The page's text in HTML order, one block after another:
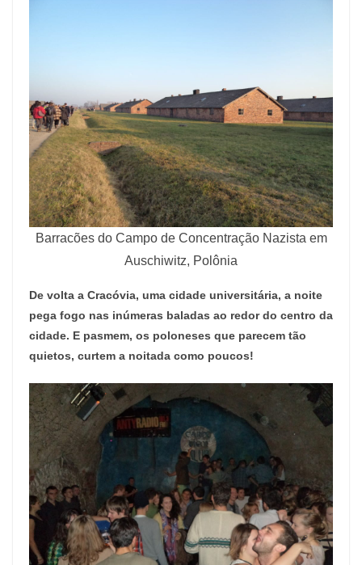
Barracões do Campo de Concentração Nazista em
Auschiwitz, Polônia
De volta a Cracóvia, uma cidade universitária, a noite
pega fogo nas inúmeras baladas ao redor do centro da
cidade. E pasmem, os poloneses que parecem tão
quietos, curtem a noitada como poucos!